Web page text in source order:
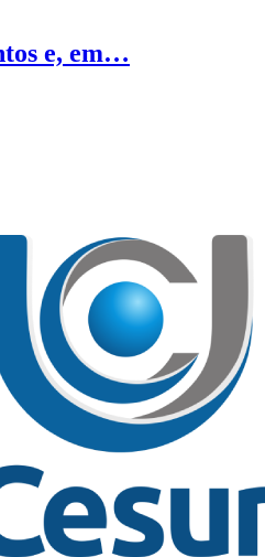
e, em…